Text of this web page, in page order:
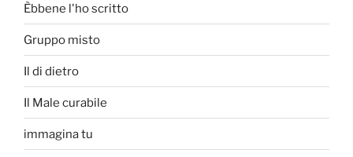
Èbbene l'ho scritto
Gruppo misto
Il di dietro
Il Male curabile
immagina tu